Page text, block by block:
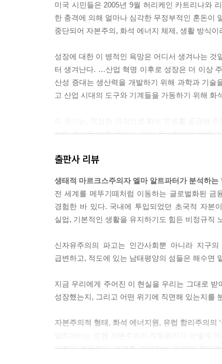
8장 사회 내부에서 신빙성 있는 대안들: 연대 의식
행동논리들: 등가성, 상호성, 재분배, 연대 의식
시장에 대한 인간의 안전
사회 운동을 통한 시간과 공간의 탈환
'아래로부터의 신자유주의'에 대한 대안: 연대적 경
지속 가능성: 태양 에너지 사회
미국 시민들은 2005년 9월 허리케인 카트리나와
한 충격에 의해 얼마나 심각한 무정부적인 혼돈이
중단되어 자본주의, 화석 에너지 체제, 생활 방식
성장에 대한 이 병적인 욕망은 어디서 생겨나는
터 생겨난다. …산업 혁명 이후로 성장은 더 이상
산성 증대는 생산력을 개발하기 위해 과학과 기
고 산업 시대의 도구와 기계들을 가동하기 위해
식의 위기로 변할 것이다. 이미 물신화되어 버렸
해가 된다. 한쪽의 부는 증가하고 그 사이에 엄청
금을 조달하는 비용이 많이 들고 따라서 투자가 이
……지대 자본주의란 창출된 수익을 글로벌 금융
유리하게 재분배하는 것을 의미한다. 금융 투자
경제 활동가들은 시장에서 흘러나오는 신호에 따
가 도입되었다. 이것들은 개인주의적 등가성 원리
출판사 리뷰
생태적 마르크스주의자 엘마 알트파터가 분석하
전 세계를 메뚜기떼처럼 이동하는 글로벌화된
경험한 바 있다. 국내에 투입되었던 초국적 자본
실업, 기본적인 생활을 유지하기도 힘든 비정규직
신자유주의의 파고는 인간사회뿐 아니라 지구
급변하고, 적도에 있는 남태평양의 섬들은 해수면
지금 우리에게 주어진 이 현실을 우리는 그대로
성장했는지, 그리고 어떤 위기에 직면해 있는지를
자본주의적 형태, 화석 에너지원, 유럽 합리주의의 ‘
사회의 원동력이 세계를 지배하는 유럽의 합리